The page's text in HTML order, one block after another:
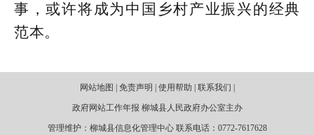
事，或许将成为中国乡村产业振兴的经典
范本。
网站地图 | 免责声明 | 使用帮助 | 联系我们 |
政府网站工作年报 柳城县人民政府办公室主办
管理维护：柳城县信息化管理中心 联系电话：0772-7617628